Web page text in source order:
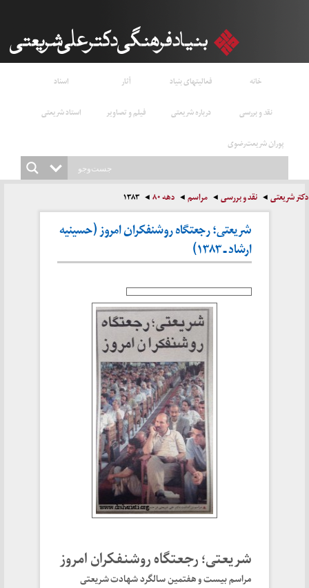
خانه فعالیتهای بنیاد آثار
اسناد
نقد و بررسی
درباره شریعتی فیلم و تصاویر
استاد شریعتی
پوران شریعت‌رضوی
دکتر شریعتی نقد و بررسی مراسم دهه ۸۰ ۱۳۸۳
شریعتی؛ رجعتگاه روشنفکران امروز (حسینیه
ارشاد ـ ۱۳۸۳)
شریعتی؛ رجعتگاه روشنفکران امروز
مراسم بیست و هفتمین سالگرد شهادت شریعتی